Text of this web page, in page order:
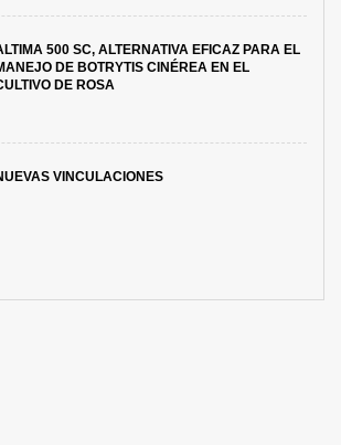
500 SC, ALTERNATIVA EFICAZ PARA EL
DE BOTRYTIS CINÉREA EN EL
DE ROSA
VINCULACIONES